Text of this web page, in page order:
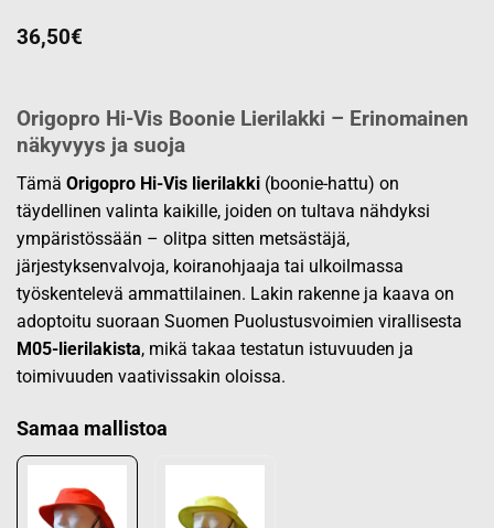
36,50€
Origopro Hi-Vis Boonie Lierilakki – Erinomainen
näkyvyys ja suoja
Tämä Origopro Hi-Vis lierilakki (boonie-hattu) on
täydellinen valinta kaikille, joiden on tultava nähdyksi
ympäristössään – olitpa sitten metsästäjä,
järjestyksenvalvoja, koiranohjaaja tai ulkoilmassa
työskentelevä ammattilainen. Lakin rakenne ja kaava on
adoptoitu suoraan Suomen Puolustusvoimien virallisesta
M05-lierilakista, mikä takaa testatun istuvuuden ja
toimivuuden vaativissakin oloissa.
Samaa mallistoa